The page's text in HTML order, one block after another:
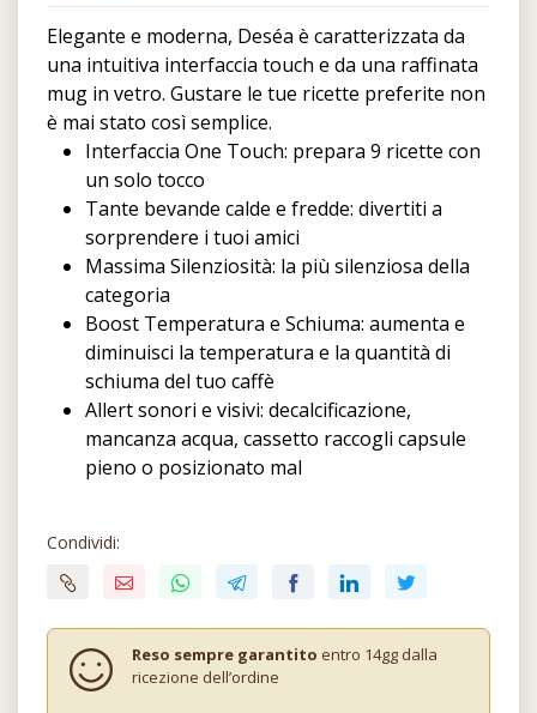
Elegante e moderna, Deséa è caratterizzata da
una intuitiva interfaccia touch e da una raffinata
mug in vetro. Gustare le tue ricette preferite non
è mai stato così semplice.
Interfaccia One Touch: prepara 9 ricette con
un solo tocco
Tante bevande calde e fredde: divertiti a
sorprendere i tuoi amici
Massima Silenziosità: la più silenziosa della
categoria
Boost Temperatura e Schiuma: aumenta e
diminuisci la temperatura e la quantità di
schiuma del tuo caffè
Allert sonori e visivi: decalcificazione,
mancanza acqua, cassetto raccogli capsule
pieno o posizionato mal
Condividi:
Reso sempre garantito entro 14gg dalla
ricezione dell’ordine